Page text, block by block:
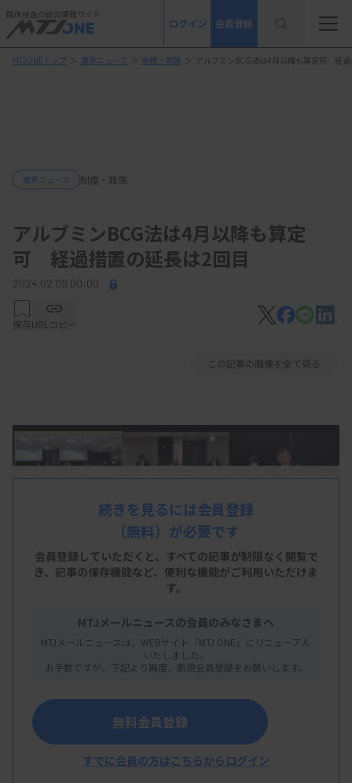
臨床検査の総合情報サイト
ログイン 会員登録
MTJONEトップ ＞ 業界ニュース ＞ 制度・政策 ＞ アルブミンBCG法は4月以降も算定可 経
業界ニュース 制度・政策
アルブミンBCG法は4月以降も算定
可 経過措置の延長は2回目
2024.02.09 00:00
保存URLコピー
この記事の画像を全て見る
2024年度診療報酬改定では臨床検査に関連する
項目も見直される見通しだ。厚生労働省は1月31日
の中医協総会で、今年3月末までとしていたアルブ
ミンのBCG法によるものの経過措置を延長する方針
を示した。臨床実態などを踏まえた対応。経過措置
の延長は2回目となる。
続きを見るには会員登録
（無料）が必要です
会員登録していただくと、すべての記事が制限なく閲覧で
き、 記事の保存機能など、便利な機能がご利用いただけま
す。
MTJメールニュースの会員のみなさまへ
MTJメールニュースは、WEBサイト「MTJ ONE」にリニューアル
いたしました。
お手数ですが、下記より再度、新規会員登録をお願いします。
無料会員登録
すでに会員の方はこちらからログイン